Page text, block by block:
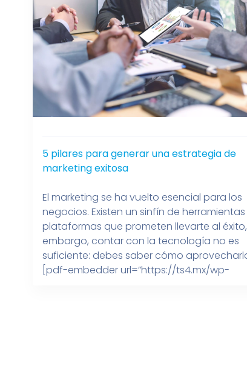
5 pilares para generar una estrategia de
marketing exitosa
El marketing se ha vuelto esencial para los
negocios. Existen un sinfín de
plataformas que prometen llevarte al
embargo, contar con la tecnología no es
suficiente: debes saber cómo
[pdf-embedder url=”https://ts4.mx/wp-